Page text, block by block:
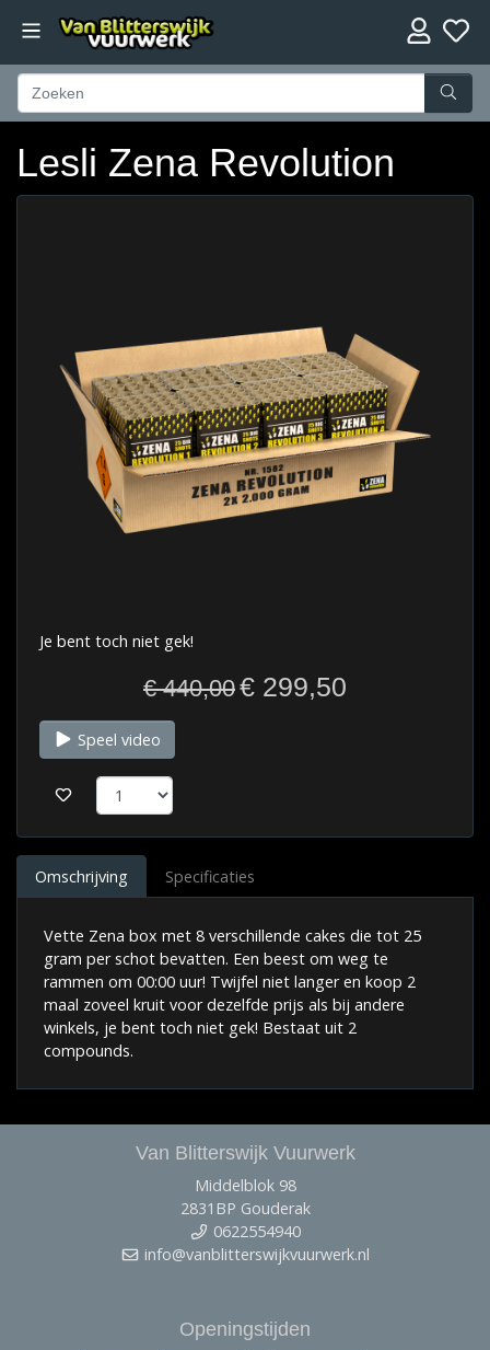
Lesli Zena Revolution
Je bent toch niet gek!
€ 440,00€ 299,50
Speel video
Omschrijving Specificaties
Vette Zena box met 8 verschillende cakes die tot 25
gram per schot bevatten. Een beest om weg te
rammen om 00:00 uur! Twijfel niet langer en koop 2
maal zoveel kruit voor dezelfde prijs als bij andere
winkels, je bent toch niet gek! Bestaat uit 2
compounds.
Van Blitterswijk Vuurwerk
Middelblok 98
2831BP Gouderak
0622554940
info@vanblitterswijkvuurwerk.nl
Openingstijden